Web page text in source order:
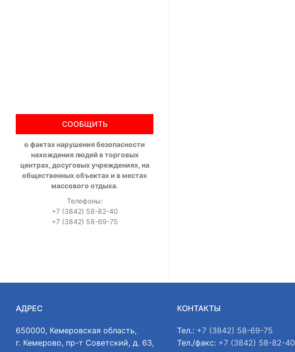
СООБЩИТЬ
о фактах нарушения безопасности
нахождения людей в торговых
центрах, досуговых учреждениях, на
общественных объектах и в местах
массового отдыха.
Телефоны:
+7 (3842) 58-82-40
+7 (3842) 58-69-75
АДРЕС
650000, Кемеровская область,
г. Кемерово, пр-т Советский, д. 63,
КОНТАКТЫ
Тел.: +7 (3842) 58-69-75
Тел./факс: +7 (3842) 58-82-40